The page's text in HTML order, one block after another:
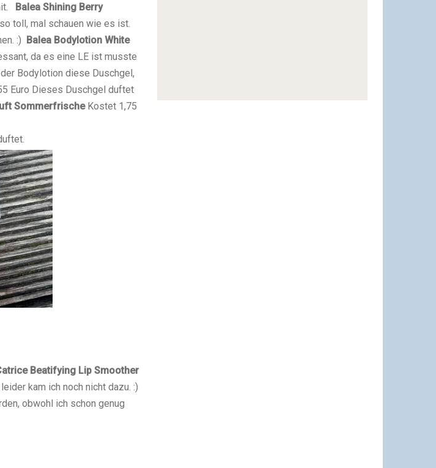
Balea Shining Berry
toll, mal schauen wie es ist.
:) Balea Bodylotion White
da es eine LE ist musste
Bodylotion diese Duschgel,
Euro Dieses Duschgel duftet
Sommerfrische Kostet 1,75
Beatifying Lip Smoother
kam ich noch nicht dazu. :)
obwohl ich schon genug